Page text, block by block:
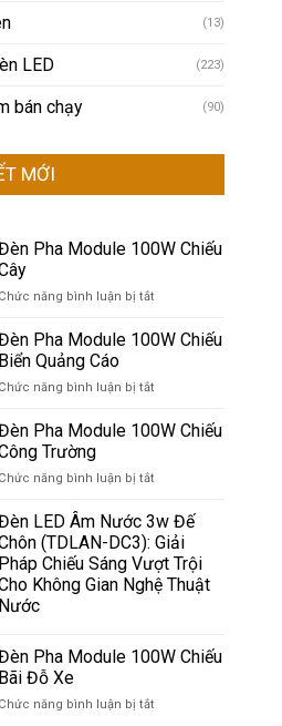
(13)
LED (223)
bán chạy (90)
MỚI
Pha Module 100W Chiếu
Chức năng bình luận bị tắt
Pha
Pha Module 100W Chiếu
Biển Quảng Cáo
Chức năng bình luận bị tắt
Pha
Quảng
Cáo
Pha Module 100W Chiếu
Trường
Chức năng bình luận bị tắt
Pha
Module
100W
Chiếu
Công
LED Âm Nước 3w Đế
(TDLAN-DC3): Giải
Pháp Chiếu Sáng Vượt Trội
Không Gian Nghệ Thuật
Nước
Pha Module 100W Chiếu
Bãi Đỗ Xe
Chức năng bình luận bị tắt